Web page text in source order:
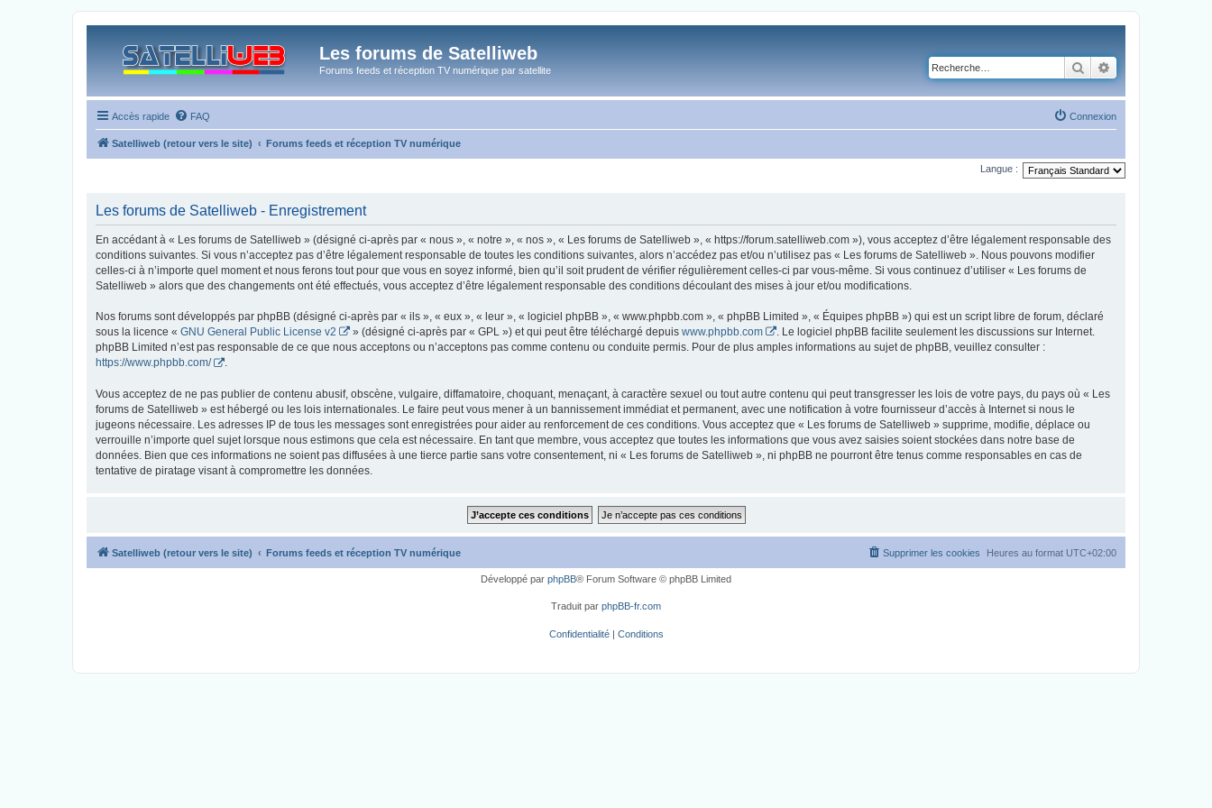
Les forums de Satelliweb
Forums feeds et réception TV numérique par satellite Rechercher
Accès rapide FAQ Connexion
Satelliweb (retour vers le site) Forums feeds et réception TV numérique
Langue :
Les forums de Satelliweb - Enregistrement
En accédant à « Les forums de Satelliweb » (désigné ci-après par « nous », « notre », « nos », « Les forums de Satelliweb », « https://forum.satelliweb.com »), vous acceptez d’être légalement responsable des
conditions suivantes. Si vous n’acceptez pas d’être légalement responsable de toutes les conditions suivantes, alors n’accédez pas et/ou n’utilisez pas « Les forums de Satelliweb ». Nous pouvons modifier
celles-ci à n’importe quel moment et nous ferons tout pour que vous en soyez informé, bien qu’il soit prudent de vérifier régulièrement celles-ci par vous-même. Si vous continuez d’utiliser « Les forums de
Satelliweb » alors que des changements ont été effectués, vous acceptez d’être légalement responsable des conditions découlant des mises à jour et/ou modifications.
Nos forums sont développés par phpBB (désigné ci-après par « ils », « eux », « leur », « logiciel phpBB », « www.phpbb.com », « phpBB Limited », « Équipes phpBB ») qui est un script libre de forum, déclaré
sous la licence « GNU General Public License v2 » (désigné ci-après par « GPL ») et qui peut être téléchargé depuis www.phpbb.com
. Le logiciel phpBB facilite seulement les discussions sur Internet.
phpBB Limited n’est pas responsable de ce que nous acceptons ou n’acceptons pas comme contenu ou conduite permis. Pour de plus amples informations au sujet de phpBB, veuillez consulter :
https://www.phpbb.com/
.
Vous acceptez de ne pas publier de contenu abusif, obscène, vulgaire, diffamatoire, choquant, menaçant, à caractère sexuel ou tout autre contenu qui peut transgresser les lois de votre pays, du pays où « Les
forums de Satelliweb » est hébergé ou les lois internationales. Le faire peut vous mener à un bannissement immédiat et permanent, avec une notification à votre fournisseur d’accès à Internet si nous le
jugeons nécessaire. Les adresses IP de tous les messages sont enregistrées pour aider au renforcement de ces conditions. Vous acceptez que « Les forums de Satelliweb » supprime, modifie, déplace ou
verrouille n’importe quel sujet lorsque nous estimons que cela est nécessaire. En tant que membre, vous acceptez que toutes les informations que vous avez saisies soient stockées dans notre base de
données. Bien que ces informations ne soient pas diffusées à une tierce partie sans votre consentement, ni « Les forums de Satelliweb », ni phpBB ne pourront être tenus comme responsables en cas de
tentative de piratage visant à compromettre les données.
Satelliweb (retour vers le site) Forums feeds et réception TV numérique Heures au format UTC+02:00
Supprimer les cookies
Développé par phpBB® Forum Software © phpBB Limited
Traduit par phpBB-fr.com
Confidentialité| Conditions